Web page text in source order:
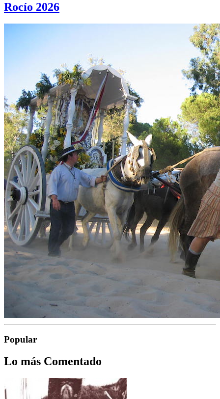
Rocío 2026
Popular
Lo más Comentado